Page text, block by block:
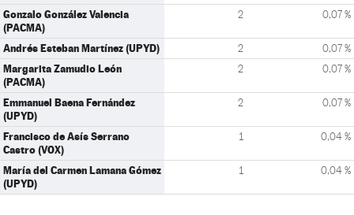
Gonzalo González Valencia
(PACMA)
2 0,07 %
Andrés Esteban Martínez (UPYD) 2 0,07 %
Margarita Zamudio León
(PACMA)
2 0,07 %
Emmanuel Baena Fernández
(UPYD)
2 0,07 %
Francisco de Asís Serrano
Castro (VOX)
1 0,04 %
María del Carmen Lamana Gómez
(UPYD)
1 0,04 %